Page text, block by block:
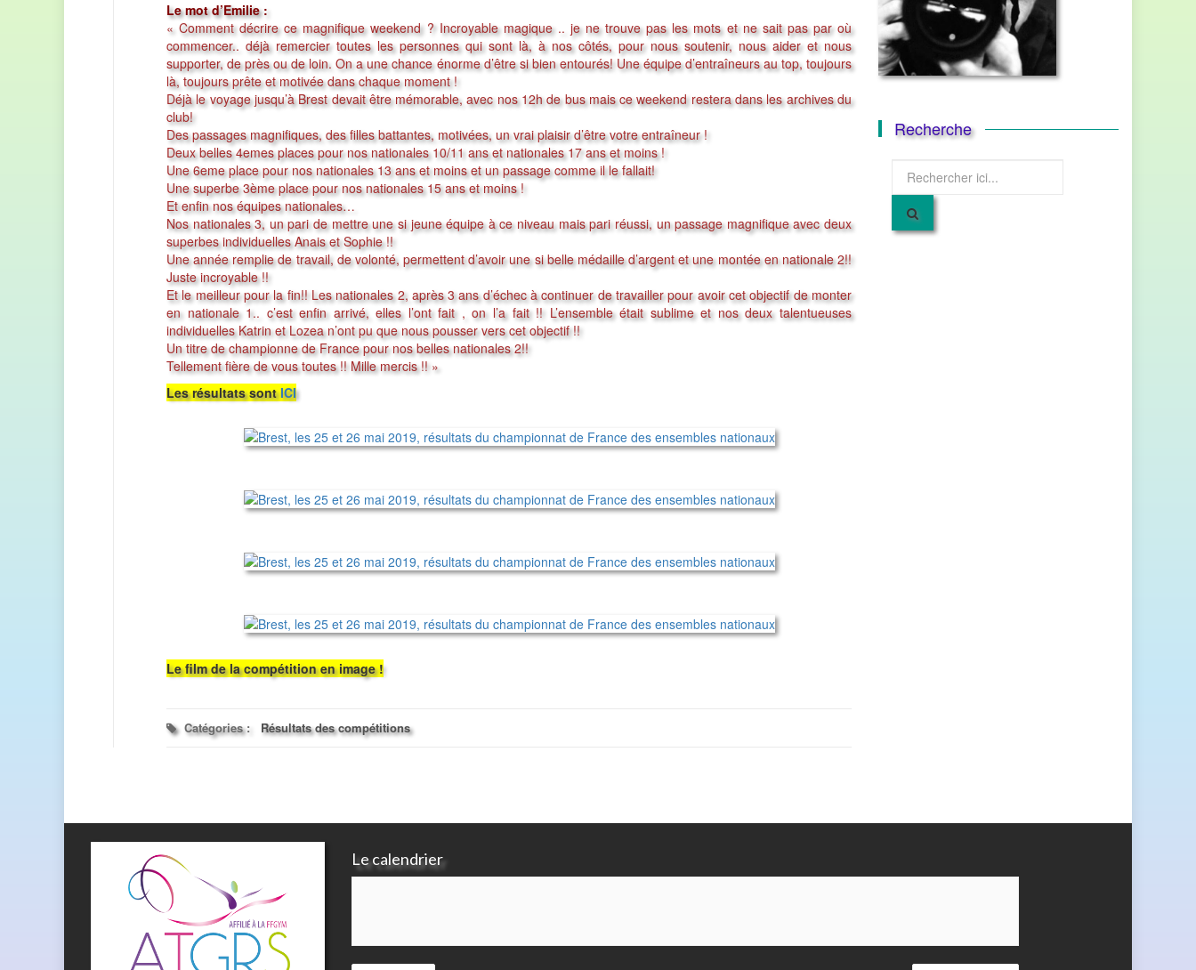
Le mot d’Emilie :
«Comment décrire ce magnifique weekend ? Incroyable magique .. je ne trouve pas les mots et ne sait pas par où
commencer.. déjà remercier toutes les personnes qui sont là, à nos côtés, pour nous soutenir, nous aider et nous
supporter, de près ou de loin. On a une chance énorme d’être si bien entourés! Une équipe d’entraîneurs au top, toujours
là, toujours prête et motivée dans chaque moment !
Déjà le voyage jusqu’à Brest devait être mémorable, avec nos 12h de bus mais ce weekend restera dans les archives du
club!
Des passages magnifiques, des filles battantes, motivées, un vrai plaisir d’être votre entraîneur !
Deux belles 4emes places pour nos nationales 10/11 ans et nationales 17 ans et moins !
Une 6eme place pour nos nationales 13 ans et moins et un passage comme il le fallait!
Une superbe 3ème place pour nos nationales 15 ans et moins !
Et enfin nos équipes nationales…
Nos nationales 3, un pari de mettre une si jeune équipe à ce niveau mais pari réussi, un passage magnifique avec deux
superbes individuelles Anais et Sophie !!
Une année remplie de travail, de volonté, permettent d’avoir une si belle médaille d’argent et une montée en nationale 2!!
Juste incroyable !!
Et le meilleur pour la fin!! Les nationales 2, après 3 ans d’échec à continuer de travailler pour avoir cet objectif de monter
en nationale 1.. c’est enfin arrivé, elles l’ont fait , on l’a fait !! L’ensemble était sublime et nos deux talentueuses
individuelles Katrin et Lozea n’ont pu que nous pousser vers cet objectif !!
Un titre de championne de France pour nos belles nationales 2!!
Tellement fière de vous toutes !! Mille mercis !! »
Les résultats sontICI
Le film de la compétition en image !
Catégories : Résultats des compétitions
Recherche
pour
Le calendrier